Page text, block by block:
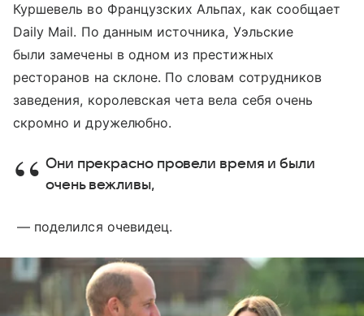
Куршевель во Французских Альпах, как сообщает
Daily Mail. По данным источника, Уэльские
были замечены в одном из престижных
ресторанов на склоне. По словам сотрудников
заведения, королевская чета вела себя очень
скромно и дружелюбно.
Они прекрасно провели время и были
очень вежливы,
— поделился очевидец.